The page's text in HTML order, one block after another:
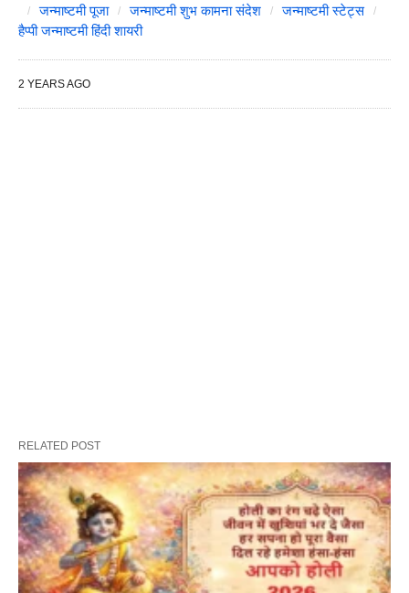
जन्माष्टमी पूजा
जन्माष्टमी शुभ कामना संदेश
जन्माष्टमी स्टेट्स
हैप्पी जन्माष्टमी हिंदी शायरी
2 YEARS AGO
RELATED POST